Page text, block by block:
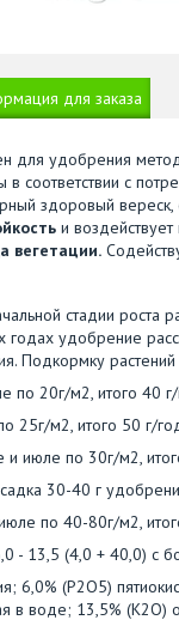
для заказа
для удобрения
соответствии с
здоровый
и
вегетации.
стадии роста
удобрение
Подкормку
по 20г/м2, итого 40
25г/м2, итого 50 г/
июле по 30г/м2,
30-40 г
по 40-80г/м2,
- 13,5 (4,0 + 40,0)
6,0% (P2O5)
в воде; 13,5% (K2О)